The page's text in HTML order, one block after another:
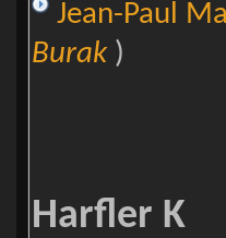
Jean-Paul
Burak)
Harfler K